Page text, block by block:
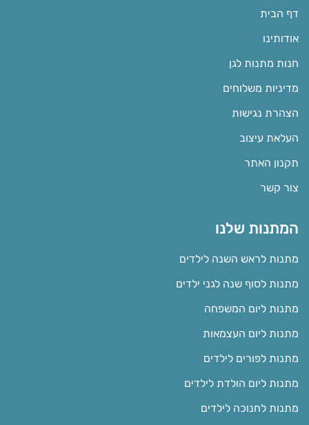
דף הבית
אודותינו
חנות מתנות לגן
מדיניות משלוחים
הצהרת נגישות
העלאת עיצוב
תקנון האתר
צור קשר
המתנות שלנו
מתנות לראש השנה לילדים
מתנות לסוף שנה לגני ילדים
מתנות ליום המשפחה
מתנות ליום העצמאות
מתנות לפורים לילדים
מתנות ליום הולדת לילדים
מתנות לחנוכה לילדים